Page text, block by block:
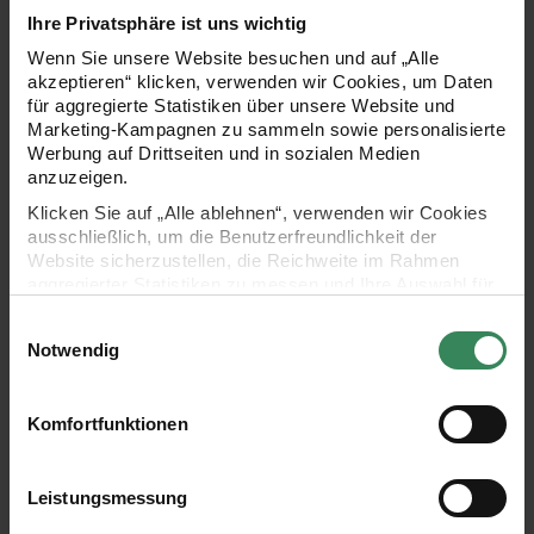
Ihre Privatsphäre ist uns wichtig
Wenn Sie unsere Website besuchen und auf „Alle
akzeptieren“ klicken, verwenden wir Cookies, um Daten
für aggregierte Statistiken über unsere Website und
Marketing-Kampagnen zu sammeln sowie personalisierte
Werbung auf Drittseiten und in sozialen Medien
anzuzeigen.
Klicken Sie auf „Alle ablehnen“, verwenden wir Cookies
ausschließlich, um die Benutzerfreundlichkeit der
Website sicherzustellen, die Reichweite im Rahmen
Ihre Einwilligung ist freiwillig und kann jederzeit über den
Link „Cookie-Einstellungen“ im Fußbereich der Seite
verwendeten Technologien und den Empfängern der
Daten finden Sie in unserer Datenschutzerklärung.
Notwendig
Komfortfunktionen
Leistungsmessung
Material für Strickanleitung
Auswählen
Creative Jazz Up auswählen.
Creative Jazz Up - Neon Gelb
2,29 €*
Artikeldetails